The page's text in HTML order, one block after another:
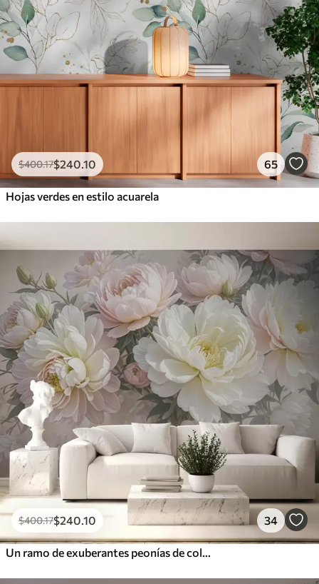
$400.17$240 .10 65
Hojas verdes en estilo acuarela
$400.17$240 .10 34